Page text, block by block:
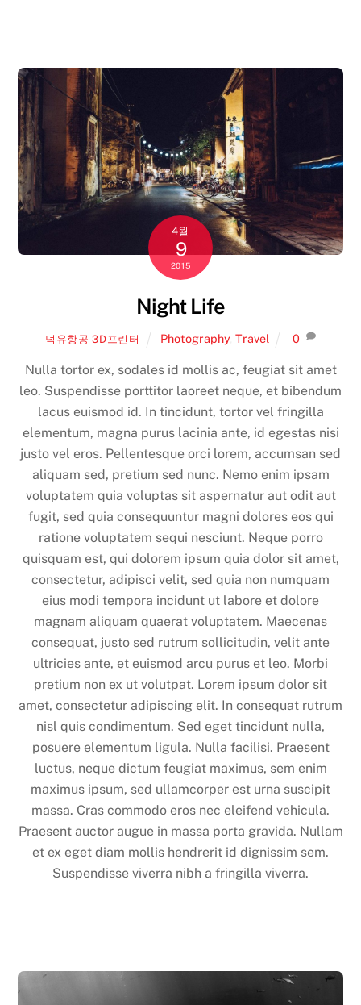
4월
9
2015
Night Life
덕유항공 3D프린터 Photography, Travel 0
Nulla tortor ex, sodales id mollis ac, feugiat sit amet
leo. Suspendisse porttitor laoreet neque, et bibendum
lacus euismod id. In tincidunt, tortor vel fringilla
elementum, magna purus lacinia ante, id egestas nisi
justo vel eros. Pellentesque orci lorem, accumsan sed
aliquam sed, pretium sed nunc. Nemo enim ipsam
voluptatem quia voluptas sit aspernatur aut odit aut
fugit, sed quia consequuntur magni dolores eos qui
ratione voluptatem sequi nesciunt. Neque porro
quisquam est, qui dolorem ipsum quia dolor sit amet,
consectetur, adipisci velit, sed quia non numquam
eius modi tempora incidunt ut labore et dolore
magnam aliquam quaerat voluptatem. Maecenas
consequat, justo sed rutrum sollicitudin, velit ante
ultricies ante, et euismod arcu purus et leo. Morbi
pretium non ex ut volutpat. Lorem ipsum dolor sit
amet, consectetur adipiscing elit. In consequat rutrum
nisl quis condimentum. Sed eget tincidunt nulla,
posuere elementum ligula. Nulla facilisi. Praesent
luctus, neque dictum feugiat maximus, sem enim
maximus ipsum, sed ullamcorper est urna suscipit
massa. Cras commodo eros nec eleifend vehicula.
Praesent auctor augue in massa porta gravida. Nullam
et ex eget diam mollis hendrerit id dignissim sem.
Suspendisse viverra nibh a fringilla viverra.